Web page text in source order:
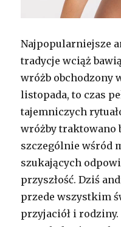
Najpopularniejsze
tradycje wciąż
wróżb obchodzony
listopada, to czas
tajemniczych
wróżby traktowano
szczególnie wśród
szukających
przyszłość. Dziś
przede wszystkim
przyjaciół i